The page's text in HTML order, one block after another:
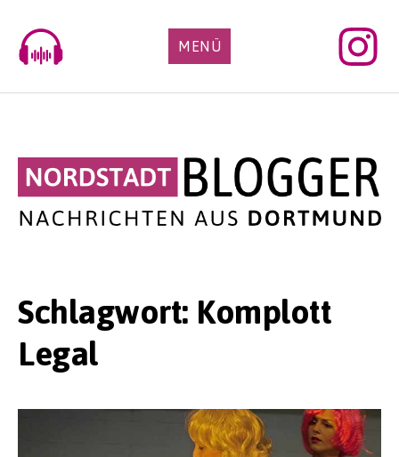
content
MENÜ
Schlagwort: Komplott
Legal